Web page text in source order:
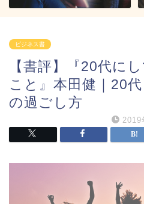
ビジネス書
【書評】『20代に
こと』本田健｜20
の過ごし方
2019